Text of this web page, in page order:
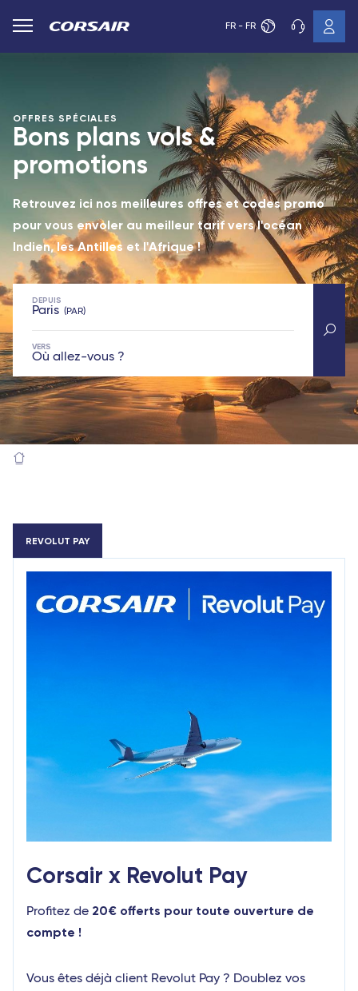
FR - FR
OFFRES SPÉCIALES
Bons plans vols &
promotions
Retrouvez ici nos meilleures offres et codes promo
pour vous envoler au meilleur tarif vers l'océan
Indien, les Antilles et l'Afrique !
DEPUIS
Paris PAR
VERS
Où allez-vous ?
REVOLUT PAY
Corsair x Revolut Pay
Profitez de 20€ offerts pour toute ouverture de
compte !
Vous êtes déjà client Revolut Pay ? Doublez vos